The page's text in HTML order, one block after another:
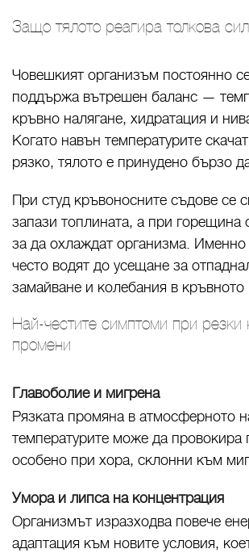
Защо тялото реагира толкова
Човешкият организъм постоянно
поддържа вътрешен баланс —
кръвно налягане, хидратация и
Когато навън температурите
рязко, тялото е принудено бързо
При студ кръвоносните съдове се
запази топлината, а при горещина
за да охлаждат организма.
често водят до усещане за
замайване и колебания в кръвното
Най-честите симптоми при резки
промени
Главоболие и мигрена
Рязката промяна в атмосферното
температурите може да провокира
особено при хора, склонни към
Умора и липса на концентрация
Организмът изразходва повече
адаптация към новите условия,